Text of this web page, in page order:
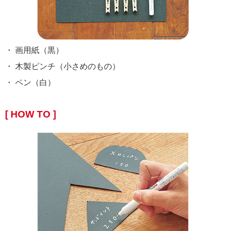
・ 画用紙（黒）
・ 木製ピンチ（小さめのもの）
・ ペン（白）
[ HOW TO ]